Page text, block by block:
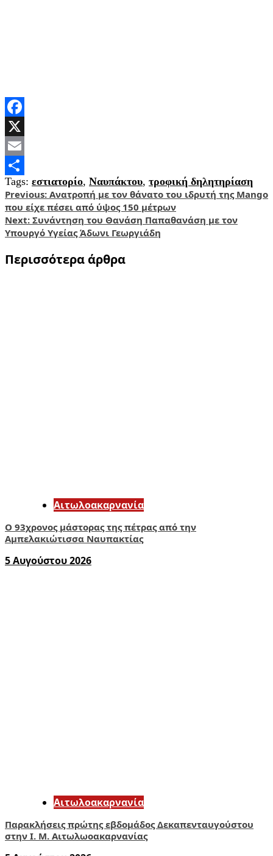
Facebook
X
Email
Share
Tags: εστιατορίο, Ναυπάκτου, τροφική δηλητηρίαση
Post
navigation
Previous: Ανατροπή με τον θάνατο του ιδρυτή της Mango
που είχε πέσει από ύψος 150 μέτρων
Next: Συνάντηση του Θανάση Παπαθανάση με τον
Υπουργό Υγείας Άδωνι Γεωργιάδη
Περισσότερα άρθρα
Αιτωλοακαρνανία
Ο 93χρονος μάστορας της πέτρας από την
Αμπελακιώτισσα Ναυπακτίας
5 Αυγούστου 2026
Αιτωλοακαρνανία
Παρακλήσεις πρώτης εβδομάδος Δεκαπενταυγούστου
στην Ι. Μ. Αιτωλωοακαρνανίας